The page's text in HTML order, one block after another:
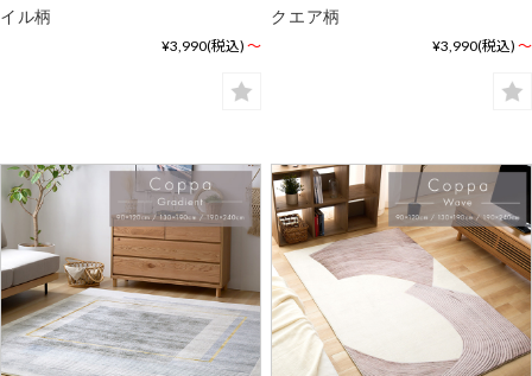
イル柄
¥3,990(税込) ～
クエア柄
¥3,990(税込) ～